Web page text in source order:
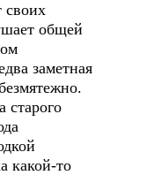
своих
общей
заметная
старого
какой-то